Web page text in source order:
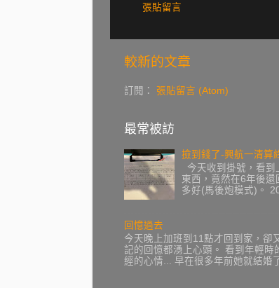
張貼留言
較新的文章
訂閱： 張貼留言 (Atom)
最常被訪
撿到錢了-興航一清算
今天收到掛號，看
東西，竟然在6年後
多好(馬後炮模式)。
回憶過去
今天晚上加班到11點才回到家，卻
記的回憶都湧上心頭。 看到年輕時
經的心情... 早在很多年前她就結婚